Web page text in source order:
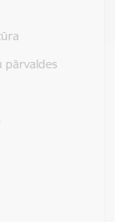
pārvaldes